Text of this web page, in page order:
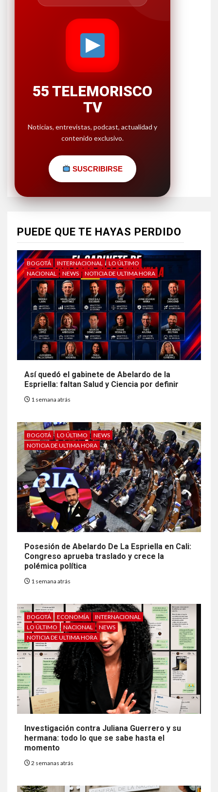
55 TELEMORISCO
TV
Noticias, entrevistas, podcast, actualidad y
contenido exclusivo.
SUSCRIBIRSE
PUEDE QUE TE HAYAS PERDIDO
BOGOTÁ INTERNACIONAL
LO ÚLTIMO
NACIONAL
NEWS NOTICIA DE ULTIMA HORA
Así quedó el gabinete de Abelardo de la
Espriella: faltan Salud y Ciencia por definir
1 semana atrás
BOGOTÁ LO ÚLTIMO
NEWS
NOTICIA DE ULTIMA HORA
Posesión de Abelardo De La Espriella en Cali:
Congreso aprueba traslado y crece la
polémica política
1 semana atrás
BOGOTÁ ECONOMÍA
INTERNACIONAL
LO ÚLTIMO
NACIONAL
NEWS
NOTICIA DE ULTIMA HORA
Investigación contra Juliana Guerrero y su
hermana: todo lo que se sabe hasta el
momento
2 semanas atrás